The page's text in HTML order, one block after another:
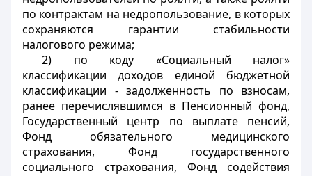
по контрактам на недропользование, в которых
сохраняются гарантии стабильности
налогового режима;
2) по коду «Социальный налог»
классификации доходов единой бюджетной
классификации - задолженность по взносам,
ранее перечислявшимся в Пенсионный фонд,
Государственный центр по выплате пенсий,
Фонд обязательного медицинского
страхования, Фонд государственного
социального страхования, Фонд содействия